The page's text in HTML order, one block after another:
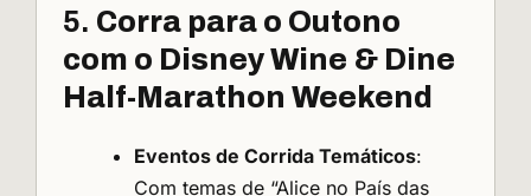
5. Corra para o Outono
com o Disney Wine & Dine
Half-Marathon Weekend
Eventos de Corrida Temáticos:
Com temas de “Alice no País das